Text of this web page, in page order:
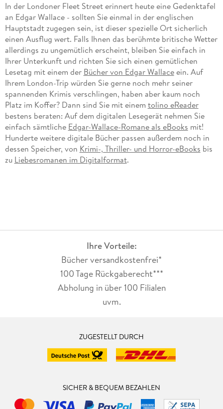
In der Londoner Fleet Street erinnert heute eine Gedenktafel
an Edgar Wallace - sollten Sie einmal in der englischen
Hauptstadt zugegen sein, ist dieser spezielle Ort sicherlich
einen Ausflug wert. Falls Ihnen das berühmte britische Wetter
allerdings zu ungemütlich erscheint, bleiben Sie einfach in
Ihrer Unterkunft und richten Sie sich einen gemütlichen
Lesetag mit einem der Bücher von Edgar Wallaceein. Auf
Ihrem London-Trip würden Sie gerne noch mehr seiner
spannenden Krimis verschlingen, haben aber kaum noch
Platz im Koffer? Dann sind Sie mit einem tolino eReader
bestens beraten: Auf dem digitalen Lesegerät nehmen Sie
einfach sämtliche Edgar-Wallace-Romane als eBooks mit!
Hunderte weitere digitale Bücher passen außerdem noch in
dessen Speicher, von Krimi-, Thriller- und Horror-eBooks bis
zu Liebesromanen im Digitalformat.
Ihre Vorteile:
Bücher versandkostenfrei*
100 Tage Rückgaberecht***
Abholung in über 100 Filialen
uvm.
ZUGESTELLT DURCH
SICHER & BEQUEM BEZAHLEN